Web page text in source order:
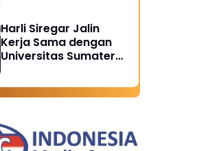
Jadi Agen Perubahan
di Seluruh Satker
Kejaksaan
Harli Siregar Jalin
Kerja Sama dengan
Universitas Sumatera
Brawijaya, dan
Universitas
Peluang Pegawai
Kejaksaan RI Tempuh